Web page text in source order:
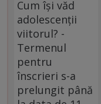
Cum își văd
adolescenții
viitorul? -
Termenul
pentru
înscrieri s-a
prelungit până